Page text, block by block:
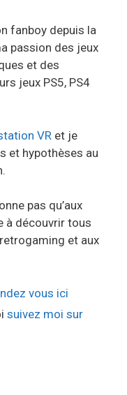
fanboy depuis la
passion des jeux
et des
jeux PS5, PS4
VR et je
et hypothèses au
pas qu’aux
à découvrir tous
et aux
vous ici
suivez moi sur